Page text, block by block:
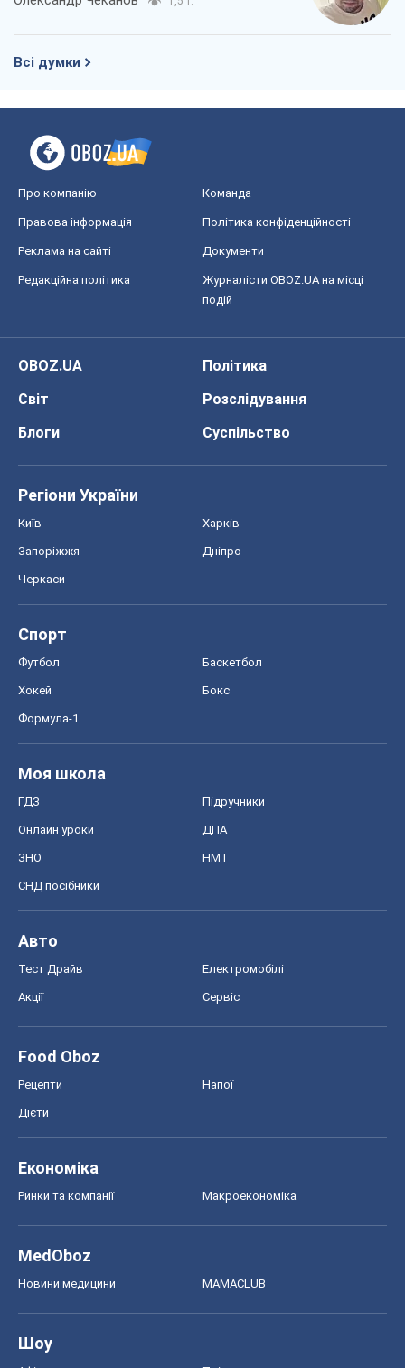
Всі думки
Про компанію Команда
Правова інформація Політика конфіденційності
Реклама на сайті Документи
Редакційна політика
Журналісти OBOZ.UA на місці
подій
OBOZ.UA
Політика
Світ
Розслідування
Блоги
Суспільство
Регіони України
Київ Харків
Запоріжжя Дніпро
Черкаси
Спорт
Футбол Баскетбол
Хокей Бокс
Формула-1
Моя школа
ГДЗ Підручники
Онлайн уроки ДПА
ЗНО НМТ
СНД посібники
Авто
Тест Драйв Електромобілі
Акції Сервіс
Food Oboz
Рецепти Напої
Дієти
Економіка
Ринки та компанії Макроекономіка
MedOboz
Новини медицини MAMACLUB
Шоу